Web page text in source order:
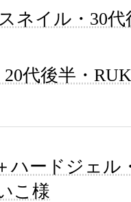
ネイル・30代
代後半・
ハードジェル
こ様